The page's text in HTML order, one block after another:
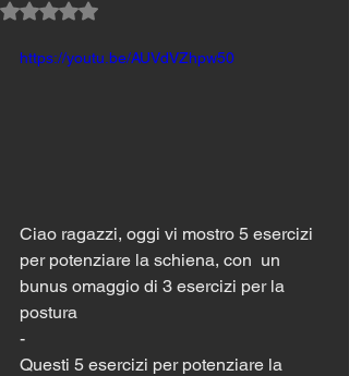
Valutazione NaN stelle su 5.
https://youtu.be/AUVdVZhpw50
Ciao ragazzi, oggi vi mostro 5 esercizi
per potenziare la schiena, con  un
bunus omaggio di 3 esercizi per la
postura
-
Questi 5 esercizi per potenziare la